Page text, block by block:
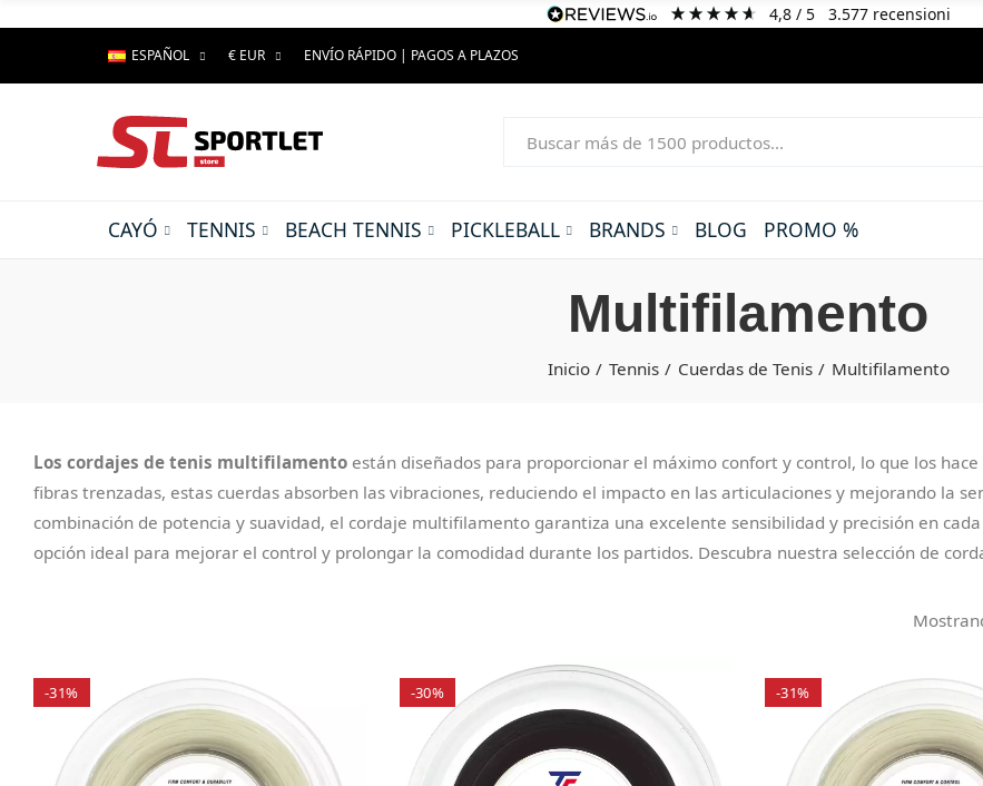
4,8/ 5 3.577 recensioni
ESPAÑOL € EUR ENVÍO RÁPIDO | PAGOS A PLAZOS
CAYÓ TENNIS BEACH TENNIS PICKLEBALL BRANDS BLOG PROMO %
Multifilamento
Inicio Tennis Cuerdas de Tenis Multifilamento
Los cordajes de tenis multifilamento están diseñados para proporcionar el máximo confort y control, lo que los
fibras trenzadas, estas cuerdas absorben las vibraciones, reduciendo el impacto en las articulaciones y mejorando la
combinación de potencia y suavidad, el cordaje multifilamento garantiza una excelente sensibilidad y precisión en
opción ideal para mejorar el control y prolongar la comodidad durante los partidos. Descubra nuestra selección de
-31% -30% -31%